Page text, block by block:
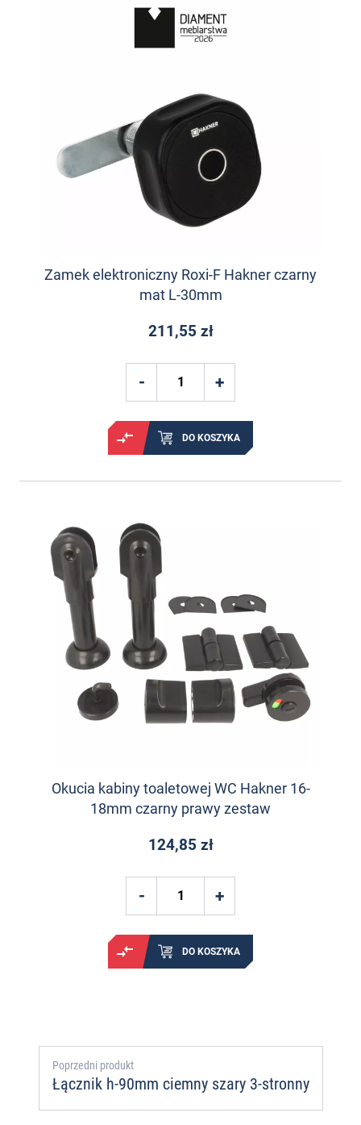
Zamek elektroniczny Roxi-F Hakner czarny
mat L-30mm
211,55 zł
DO KOSZYKA
Okucia kabiny toaletowej WC Hakner 16-
18mm czarny prawy zestaw
124,85 zł
DO KOSZYKA
Poprzedni produkt
Łącznik h-90mm ciemny szary 3-stronny